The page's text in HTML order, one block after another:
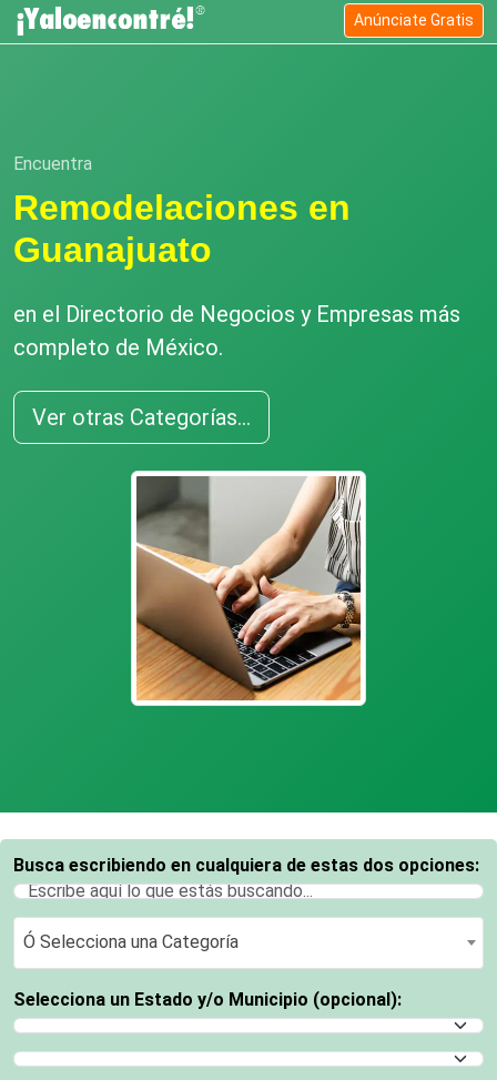
Anúnciate Gratis
Encuentra
Remodelaciones en
Guanajuato
en el Directorio de Negocios y Empresas más
completo de México.
Ver otras Categorías...
Busca escribiendo en cualquiera de estas dos opciones:
Ó Selecciona una Categoría
Ó Selecciona una Categoría
Selecciona un Estado y/o Municipio (opcional):
Selecciona un Estado
Selecciona un Municipio